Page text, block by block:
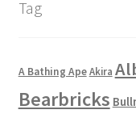
Tag
A Bathing Ape Akira
Bearbricks